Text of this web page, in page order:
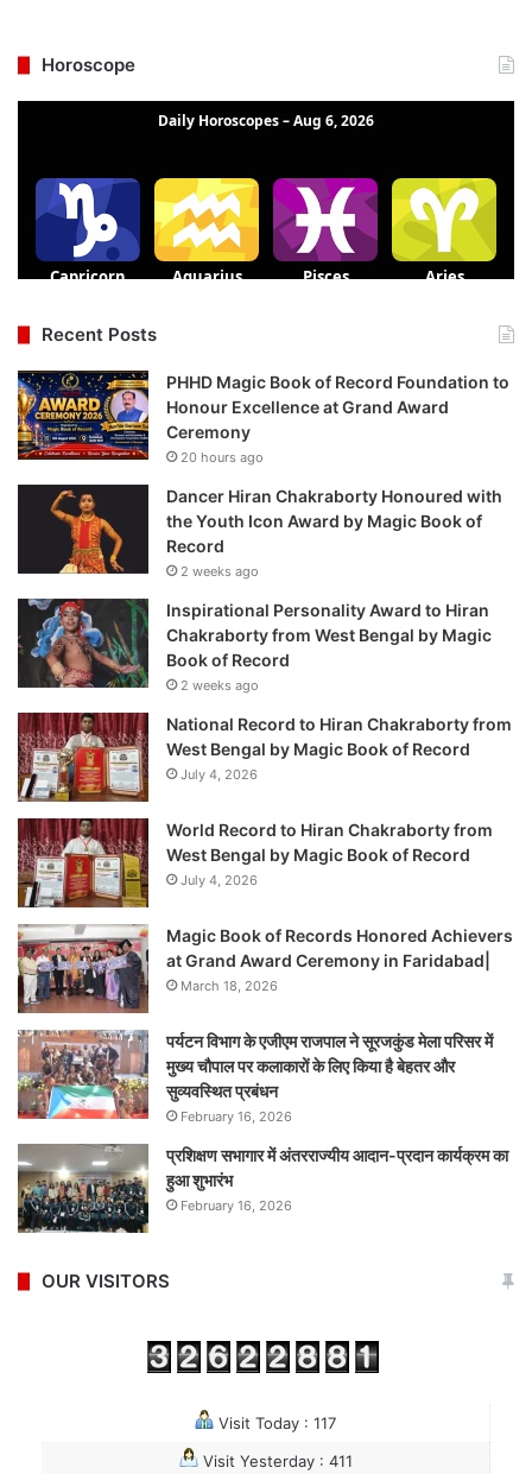
Horoscope
Recent Posts
PHHD Magic Book of Record Foundation to
Honour Excellence at Grand Award
Ceremony
20 hours ago
Dancer Hiran Chakraborty Honoured with
the Youth Icon Award by Magic Book of
Record
2 weeks ago
Inspirational Personality Award to Hiran
Chakraborty from West Bengal by Magic
Book of Record
2 weeks ago
National Record to Hiran Chakraborty from
West Bengal by Magic Book of Record
July 4, 2026
World Record to Hiran Chakraborty from
West Bengal by Magic Book of Record
July 4, 2026
Magic Book of Records Honored Achievers
at Grand Award Ceremony in Faridabad|
March 18, 2026
पर्यटन विभाग के एजीएम राजपाल ने सूरजकुंड मेला परिसर में
मुख्य चौपाल पर कलाकारों के लिए किया है बेहतर और
सुव्यवस्थित प्रबंधन
February 16, 2026
प्रशिक्षण सभागार में अंतरराज्यीय आदान-प्रदान कार्यक्रम का
हुआ शुभारंभ
February 16, 2026
OUR VISITORS
Visit Today : 117
Visit Yesterday : 411